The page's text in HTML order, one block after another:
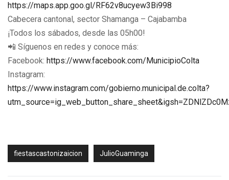
https://maps.app.goo.gl/RF62v8ucyew3Bi998
Cabecera cantonal, sector Shamanga – Cajabamba
¡Todos los sábados, desde las 05h00!
📲 Síguenos en redes y conoce más:
Facebook: https://www.facebook.com/MunicipioColta
Instagram:
https://www.instagram.com/gobierno.municipal.de.colta?
fiestascastonizaicion JulioGuaminga